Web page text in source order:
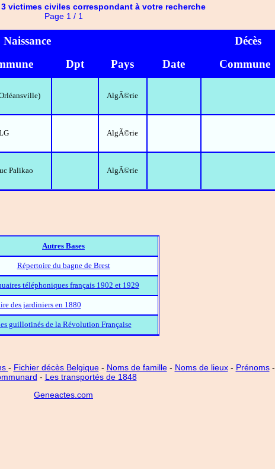
victimes civiles correspondant à votre recherche
Page 1 / 1
Naissance
Décès
Dpt Pays Date Commune
AlgÃ©rie
AlgÃ©rie
Palikao AlgÃ©rie
Autres Bases
Répertoire du bagne de Brest
téléphoniques français 1902 et 1929
des jardiniers en 1880
guillotinés de la Révolution Française
- Fichier décès Belgique- Noms de famille- Noms de lieux- Prénoms-
- Les transportés de 1848
Geneactes.com